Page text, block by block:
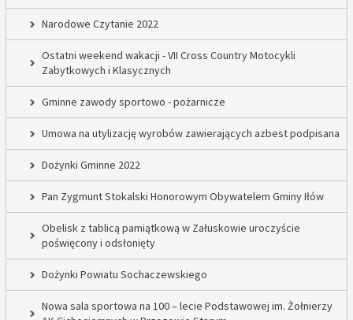
Narodowe Czytanie 2022
Ostatni weekend wakacji - VII Cross Country Motocykli
Zabytkowych i Klasycznych
Gminne zawody sportowo - pożarnicze
Umowa na utylizację wyrobów zawierających azbest podpisana
Dożynki Gminne 2022
Pan Zygmunt Stokalski Honorowym Obywatelem Gminy Iłów
Obelisk z tablicą pamiątkową w Załuskowie uroczyście
poświęcony i odsłonięty
Dożynki Powiatu Sochaczewskiego
Nowa sala sportowa na 100 – lecie Podstawowej im. Żołnierzy